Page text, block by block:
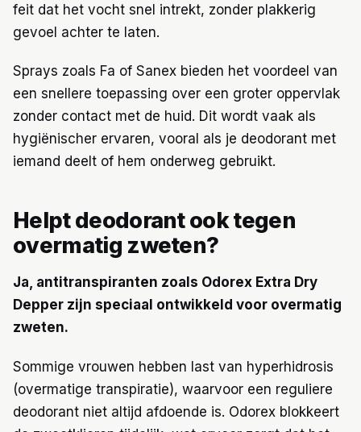
feit dat het vocht snel intrekt, zonder plakkerig
gevoel achter te laten.
Sprays zoals Fa of Sanex bieden het voordeel van
een snellere toepassing over een groter oppervlak
zonder contact met de huid. Dit wordt vaak als
hygiënischer ervaren, vooral als je deodorant met
iemand deelt of hem onderweg gebruikt.
Helpt deodorant ook tegen
overmatig zweten?
Ja, antitranspiranten zoals Odorex Extra Dry
Depper zijn speciaal ontwikkeld voor overmatig
zweten.
Sommige vrouwen hebben last van hyperhidrosis
(overmatige transpiratie), waarvoor een reguliere
deodorant niet altijd afdoende is. Odorex blokkeert